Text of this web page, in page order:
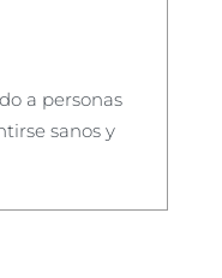
a personas
sanos y